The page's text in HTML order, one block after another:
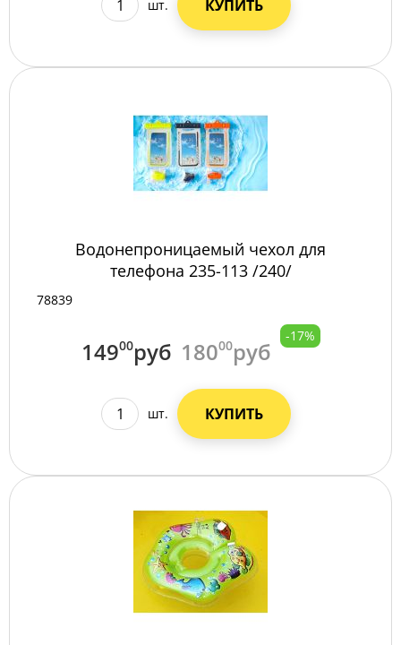
шт. КУПИТЬ
Водонепроницаемый чехол для
телефона 235-113 /240/
78839
14900руб 18000руб
-17%
шт. КУПИТЬ